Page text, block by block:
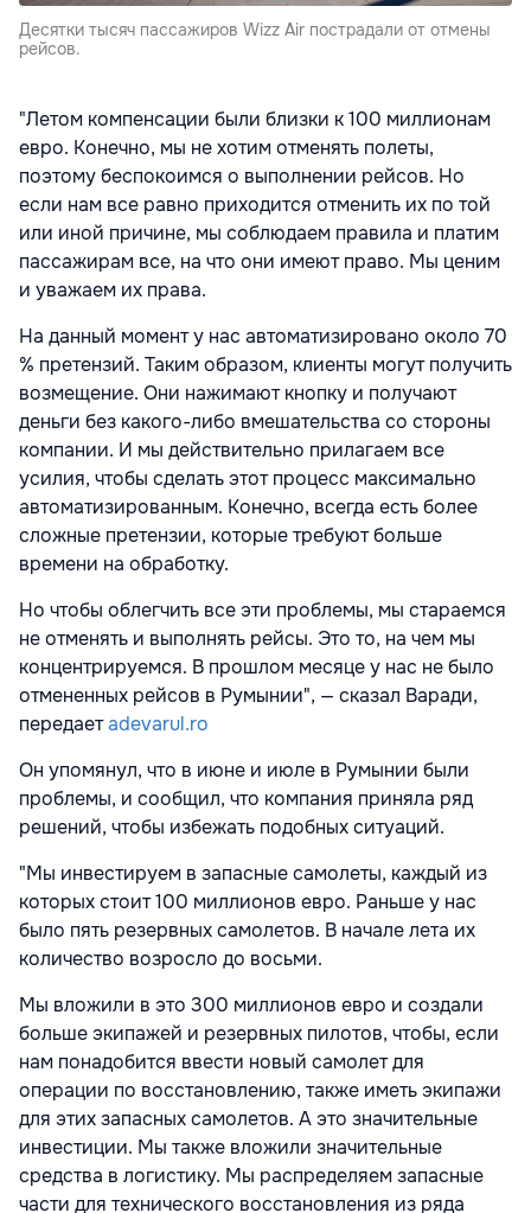
Десятки тысяч пассажиров Wizz Air пострадали от отмены
рейсов.
"Летом компенсации были близки к 100 миллионам
евро. Конечно, мы не хотим отменять полеты,
поэтому беспокоимся о выполнении рейсов. Но
если нам все равно приходится отменить их по той
или иной причине, мы соблюдаем правила и платим
пассажирам все, на что они имеют право. Мы ценим
и уважаем их права.
На данный момент у нас автоматизировано около 70
% претензий. Таким образом, клиенты могут получить
возмещение. Они нажимают кнопку и получают
деньги без какого-либо вмешательства со стороны
компании. И мы действительно прилагаем все
усилия, чтобы сделать этот процесс максимально
автоматизированным. Конечно, всегда есть более
сложные претензии, которые требуют больше
времени на обработку.
Но чтобы облегчить все эти проблемы, мы стараемся
не отменять и выполнять рейсы. Это то, на чем мы
концентрируемся. В прошлом месяце у нас не было
отмененных рейсов в Румынии", — сказал Варади,
передаетadevarul.ro
Он упомянул, что в июне и июле в Румынии были
проблемы, и сообщил, что компания приняла ряд
решений, чтобы избежать подобных ситуаций.
"Мы инвестируем в запасные самолеты, каждый из
которых стоит 100 миллионов евро. Раньше у нас
было пять резервных самолетов. В начале лета их
количество возросло до восьми.
Мы вложили в это 300 миллионов евро и создали
больше экипажей и резервных пилотов, чтобы, если
нам понадобится ввести новый самолет для
операции по восстановлению, также иметь экипажи
для этих запасных самолетов. А это значительные
инвестиции. Мы также вложили значительные
средства в логистику. Мы распределяем запасные
части для технического восстановления из ряда